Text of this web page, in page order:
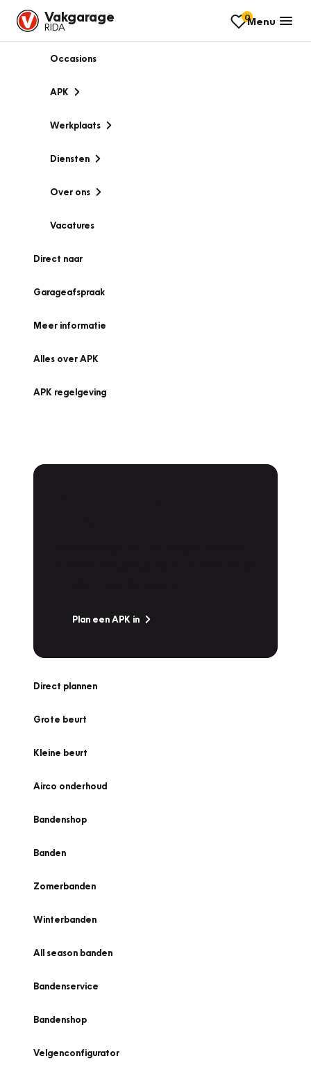
Vakgarage
RIDA
0Menu
Occasions
APK
Werkplaats
Diensten
Over ons
Vacatures
Direct naar
Garageafspraak
Meer informatie
Alles over APK
APK regelgeving
Plan een APK in
Direct plannen
Grote beurt
Kleine beurt
Airco onderhoud
Bandenshop
Banden
Zomerbanden
Winterbanden
All season banden
Bandenservice
Bandenshop
Velgenconfigurator